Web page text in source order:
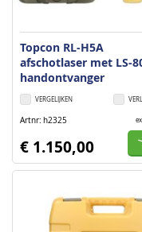
Topcon RL-H5A
afschotlaser met LS-
handontvanger
VERGELIJKEN
Artnr h2325
€ 1.150,00